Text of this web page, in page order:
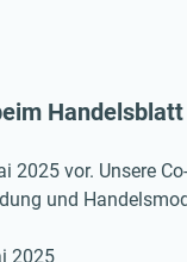
2025 vor. Unsere
und
2025